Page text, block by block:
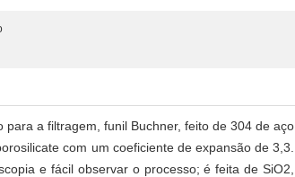
a filtragem, funil Buchner, feito de 304 de aço
com um coeficiente de expansão de 3,3.
e fácil observar o processo; é feita de SiO2,